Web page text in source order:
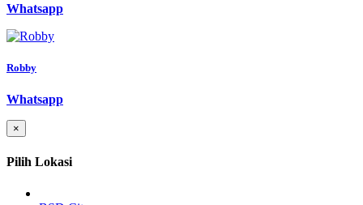
Whatsapp
Robby
Whatsapp
×
Pilih Lokasi